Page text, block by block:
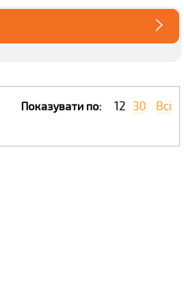
Показувати по: 12 30 Всі